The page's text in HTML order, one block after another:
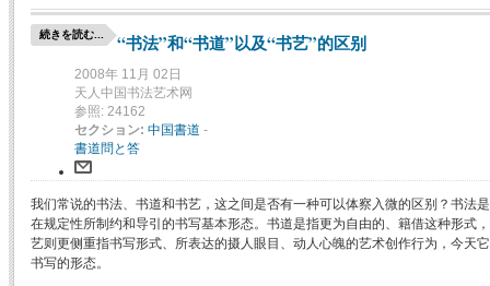
続きを読む... “书法”和“书道”以及“书艺”的区别
2008年 11月 02日
天人中国书法艺术网
参照: 24162
セクション: 中国書道 -
書道問と答
我们常说的书法、书道和书艺，这之间是否有一种可以体察入微的区别？书法
在规定性所制约和导引的书写基本形态。书道是指更为自由的、籍借这种形式
艺则更侧重指书写形式、所表达的摄人眼目、动人心魄的艺术创作行为，今天
书写的形态。